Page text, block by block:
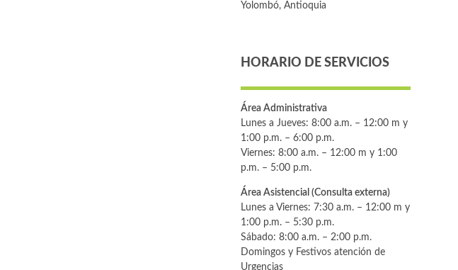
Yolombó, Antioquia
HORARIO DE SERVICIOS
Área Administrativa
Lunes a Jueves: 8:00 a.m. – 12:00 m y
1:00 p.m. – 6:00 p.m.
Viernes: 8:00 a.m. – 12:00 m y 1:00
p.m. – 5:00 p.m.
Área Asistencial (Consulta externa)
Lunes a Viernes: 7:30 a.m. – 12:00 m y
1:00 p.m. – 5:30 p.m.
Sábado: 8:00 a.m. – 2:00 p.m.
Domingos y Festivos atención de
Urgencias